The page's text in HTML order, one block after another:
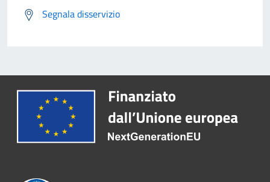
Segnala disservizio